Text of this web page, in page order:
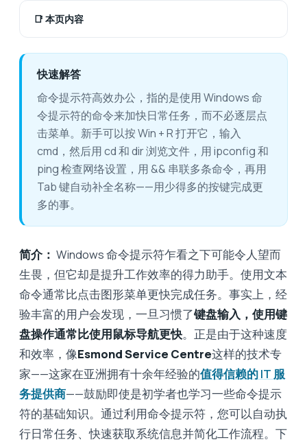
📑 本页内容
快速解答
命令提示符高效办公，指的是使用 Windows 命
令提示符的命令来加快日常任务，而不必逐层点
击菜单。新手可以按 Win + R 打开它，输入
cmd，然后用 cd 和 dir 浏览文件，用 ipconfig 和
ping 检查网络设置，用 && 串联多条命令，再用
Tab 键自动补全名称——用少得多的按键完成更
多的事。
简介： Windows 命令提示符乍看之下可能令人望而
生畏，但它却是提升工作效率的得力助手。使用文本
命令通常比点击图形菜单更快完成任务。事实上，经
验丰富的用户会发现，一旦习惯了键盘输入，使用键
盘操作通常比使用鼠标导航更快。正是由于这种速度
和效率，像Esmond Service Centre这样的技术专
家——这家在亚洲拥有十余年经验的值得信赖的 IT 服
务提供商——鼓励即使是初学者也学习一些命令提示
符的基础知识。通过利用命令提示符，您可以自动执
行日常任务、快速获取系统信息并简化工作流程。下